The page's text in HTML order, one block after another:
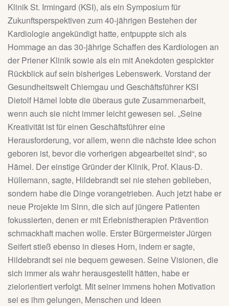
Klinik St. Irmingard (KSI), als ein Symposium für
Zukunftsperspektiven zum 40-jährigen Bestehen der
Kardiologie angekündigt hatte, entpuppte sich als
Hommage an das 30-jährige Schaffen des Kardiologen an
der Priener Klinik sowie als ein mit Anekdoten gespickter
Rückblick auf sein bisheriges Lebenswerk. Vorstand der
Gesundheitswelt Chiemgau und Geschäftsführer KSI
Dietolf Hämel lobte die überaus gute Zusammenarbeit,
wenn auch sie nicht immer leicht gewesen sei. „Seine
Kreativität ist für einen Geschäftsführer eine
Herausforderung, vor allem, wenn die nächste Idee schon
geboren ist, bevor die vorherigen abgearbeitet sind“, so
Hämel. Der einstige Gründer der Klinik, Prof. Klaus-D.
Hüllemann, sagte, Hildebrandt sei nie stehen geblieben,
sondern habe die Dinge vorangetrieben. Auch jetzt habe er
neue Projekte im Sinn, die sich auf jüngere Patienten
fokussierten, denen er mit Erlebnistherapien Prävention
schmackhaft machen wolle. Erster Bürgermeister Jürgen
Seifert stieß ebenso in dieses Horn, indem er sagte,
Hildebrandt sei nie bequem gewesen. Seine Visionen, die
sich immer als wahr herausgestellt hätten, habe er
zielorientiert verfolgt. Mit seiner immens hohen Motivation
sei es ihm gelungen, Menschen und Ideen